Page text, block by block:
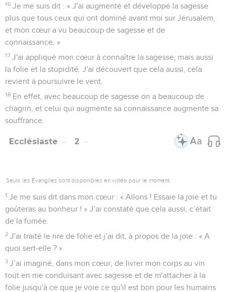
16 Je me suis dit : « J'ai augmenté et développé la sagesse
plus que tous ceux qui ont dominé avant moi sur Jérusalem,
et mon cœur a vu beaucoup de sagesse et de
connaissance. »
17 J'ai appliqué mon cœur à connaître la sagesse, mais aussi
la folie et la stupidité. J'ai découvert que cela aussi, cela
revient à poursuivre le vent.
18 En effet, avec beaucoup de sagesse on a beaucoup de
chagrin, et celui qui augmente sa connaissance augmente sa
souffrance.
Ecclésiaste 2
Seuls les Évangiles sont disponibles en vidéo pour le moment.
1 Je me suis dit dans mon cœur : « Allons ! Essaie la joie et tu
goûteras au bonheur ! » J’ai constaté que cela aussi, c’était
de la fumée.
2 J'ai traité le rire de folie et j’ai dit, à propos de la joie : « A
quoi sert-elle ? »
3 J’ai imaginé, dans mon cœur, de livrer mon corps au vin
tout en me conduisant avec sagesse et de m'attacher à la
folie jusqu'à ce que je voie ce qu'il est bon pour les humains